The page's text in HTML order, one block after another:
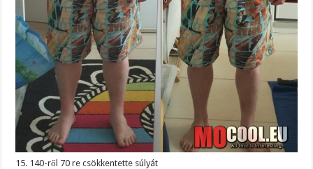
15. 140-ről 70 re csökkentette súlyát